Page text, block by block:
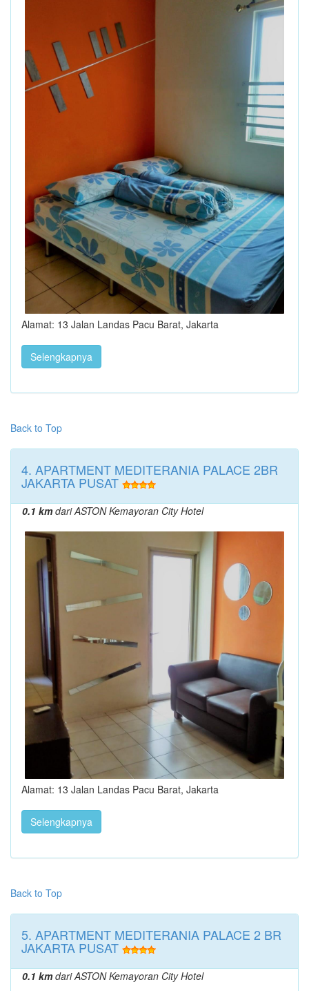
Alamat: 13 Jalan Landas Pacu Barat, Jakarta
Selengkapnya
Back to Top
4. APARTMENT MEDITERANIA PALACE 2BR
JAKARTA PUSAT
0.1 kmdari ASTON Kemayoran City Hotel
Alamat: 13 Jalan Landas Pacu Barat, Jakarta
Selengkapnya
Back to Top
5. APARTMENT MEDITERANIA PALACE 2 BR
JAKARTA PUSAT
0.1 kmdari ASTON Kemayoran City Hotel